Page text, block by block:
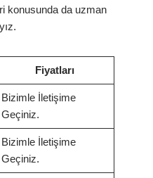
konusunda da uzman
Fiyatları
Bizimle İletişime
Geçiniz.
Bizimle İletişime
Geçiniz.